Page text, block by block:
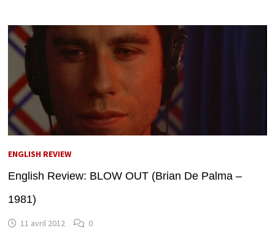
ENGLISH REVIEW
English Review: BLOW OUT (Brian De Palma –
1981)
11 avril 2012 0